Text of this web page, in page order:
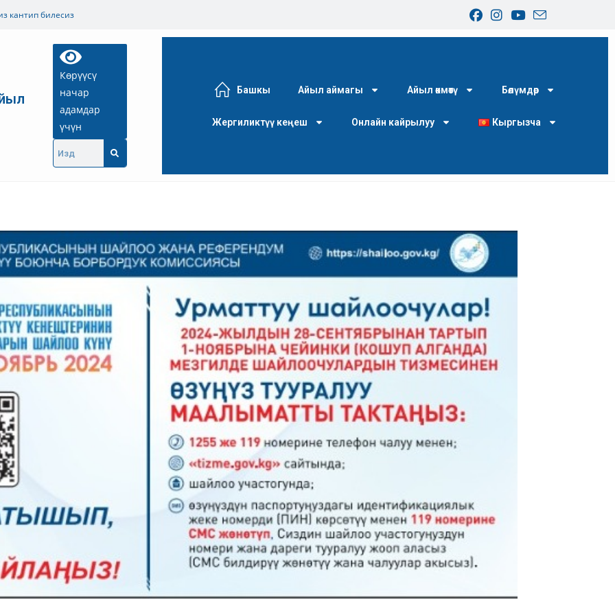
кантип билесиз
Көрүүсү
начар
адамдар
үчүн
Башкы Айыл аймагы Айыл өкмөтү Бөлүмдөр
Жергиликтүү кеңеш Онлайн кайрылуу Кыргызча